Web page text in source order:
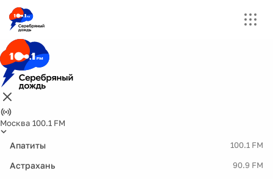
Москва 100.1 FM
Апатиты 100.1 FM
Астрахань 90.9 FM